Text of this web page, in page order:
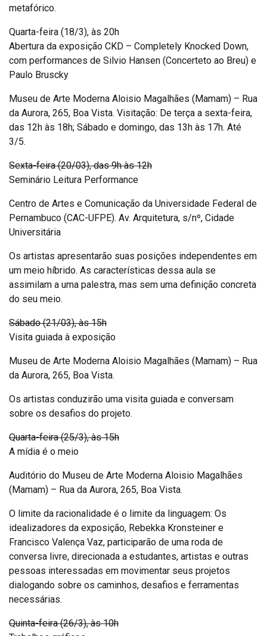
metafórico.
Quarta-feira (18/3), às 20h
Abertura da exposição CKD – Completely Knocked Down,
com performances de Silvio Hansen (Concerteto ao Breu) e
Paulo Bruscky
Museu de Arte Moderna Aloisio Magalhães (Mamam) – Rua
da Aurora, 265, Boa Vista. Visitação: De terça a sexta-feira,
das 12h às 18h; Sábado e domingo, das 13h às 17h. Até
3/5.
Sexta-feira (20/03), das 9h às 12h
Seminário Leitura Performance
Centro de Artes e Comunicação da Universidade Federal de
Pernambuco (CAC-UFPE). Av. Arquitetura, s/nº, Cidade
Universitária
Os artistas apresentarão suas posições independentes em
um meio híbrido. As características dessa aula se
assimilam a uma palestra, mas sem uma definição concreta
do seu meio.
Sábado (21/03), às 15h
Visita guiada à exposição
Museu de Arte Moderna Aloisio Magalhães (Mamam) – Rua
da Aurora, 265, Boa Vista.
Os artistas conduzirão uma visita guiada e conversam
sobre os desafios do projeto.
Quarta-feira (25/3), às 15h
A mídia é o meio
Auditório do Museu de Arte Moderna Aloisio Magalhães
(Mamam) – Rua da Aurora, 265, Boa Vista.
O limite da racionalidade é o limite da linguagem: Os
idealizadores da exposição, Rebekka Kronsteiner e
Francisco Valença Vaz, participarão de uma roda de
conversa livre, direcionada a estudantes, artistas e outras
pessoas interessadas em movimentar seus projetos
dialogando sobre os caminhos, desafios e ferramentas
necessárias.
Quinta-feira (26/3), às 10h